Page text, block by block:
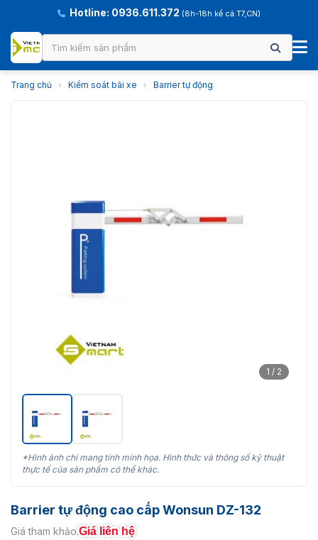
Hotline: 0936.611.372 (8h-18h kể cả T7,CN)
Trang chủ › Kiểm soát bãi xe › Barrier tự động
1 / 2
*Hình ảnh chỉ mang tính minh họa. Hình thức và thông số kỹ thuật
thực tế của sản phẩm có thể khác.
Barrier tự động cao cấp Wonsun DZ-132
Giá tham khảo:Giá liên hệ